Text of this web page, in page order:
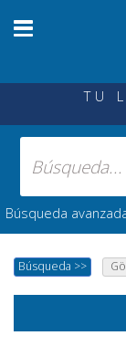
TU
Búsqueda
Búsqueda >>